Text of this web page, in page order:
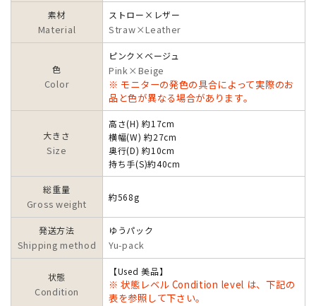
素材
Material
ストロー×レザー
Straw×Leather
色
Color
ピンク×ベージュ
Pink×Beige
※ モニターの発色の具合によって実際のお
品と色が異なる場合があります。
大きさ
Size
高さ(H) 約17cm
横幅(W) 約27cm
奥行(D) 約10cm
持ち手(S)約40cm
総重量
Gross weight
約568g
発送方法
Shipping method
ゆうパック
Yu-pack
状態
Condition
【Used 美品】
※ 状態レベル Condition level は、下記の
表を参照して下さい。